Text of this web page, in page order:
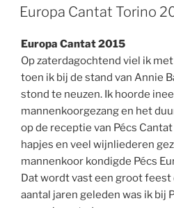
OP
Europa Cantat Torino
Europa Cantat 2015
Op zaterdagochtend viel ik
toen ik bij de stand van Annie
stond te neuzen. Ik hoorde
mannenkoorgezang en het
op de receptie van Pécs
hapjes en veel wijnliederen
mannenkoor kondigde Pécs
Dat wordt vast een groot feest
aantal jaren geleden was ik bij